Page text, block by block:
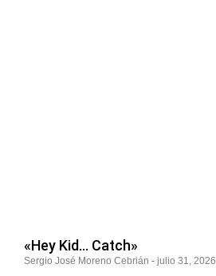
«Hey Kid… Catch»
Sergio José Moreno Cebrián julio 31, 2026